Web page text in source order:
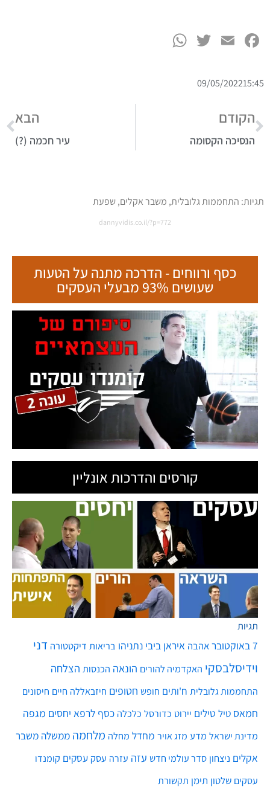
Facebook
Email
Twitter
15:45
09/05/2022
הקודם
הנסיכה הקסומה
הבא
עיר חכמה (?)
תגיות: התחממות גלובלית, משבר אקלים,שפעת
dannyvidis.co.il/?p=772
כסף ורווחים - הדרכה מתנה על הטעות
שעושים 93% מבעלי העסקים
קורסים והדרכות אונליין
תגיות
7 באוקטובר אהבה איראן ביבי נתניהו בריאות דיקטטורה דני
וידיסלבסקי האקדמיה להורים הונאה הכנסות הצלחה
התחממות גלובלית ח'ותים חופש חטופים חיזבאללה חיים חיסונים
חמאס טיל טילים יירוט כדורסל כלכלה כסף לרפא יחסים מגפה
מדינת ישראל מדע מזג אויר מחדל מחלה מלחמה ממשלה משבר
אקלים ניצחון סדר עולמי חדש עזה עזרה עסק עסקים קומנדו
עסקים שלטון תימן תקשורת